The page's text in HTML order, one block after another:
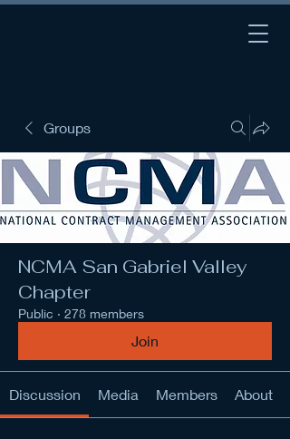
Groups
NCMA San Gabriel Valley
Chapter
Public · 278 members
Join
Discussion Media Members About